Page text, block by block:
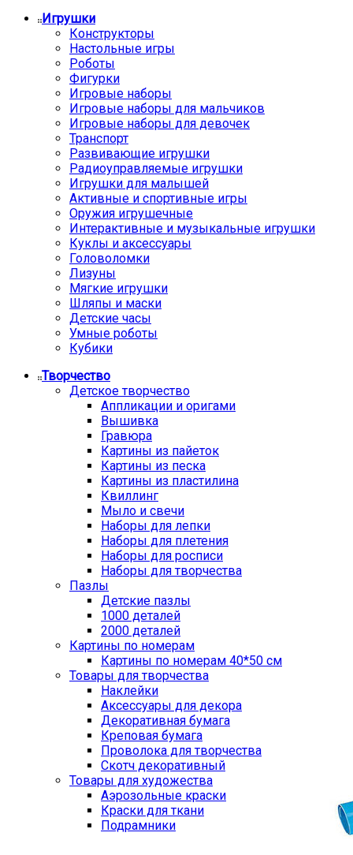
Игрушки
Конструкторы
Настольные игры
Роботы
Фигурки
Игровые наборы
Игровые наборы для мальчиков
Игровые наборы для девочек
Транспорт
Развивающие игрушки
Радиоуправляемые игрушки
Игрушки для малышей
Активные и спортивные игры
Оружия игрушечные
Интерактивные и музыкальные игрушки
Куклы и аксессуары
Головоломки
Лизуны
Мягкие игрушки
Шляпы и маски
Детские часы
Умные роботы
Кубики
Творчество
Детское творчество
Аппликации и оригами
Вышивка
Гравюра
Картины из пайеток
Картины из песка
Картины из пластилина
Квиллинг
Мыло и свечи
Наборы для лепки
Наборы для плетения
Наборы для росписи
Наборы для творчества
Пазлы
Детские пазлы
1000 деталей
2000 деталей
Картины по номерам
Картины по номерам 40*50 см
Товары для творчества
Наклейки
Аксессуары для декора
Декоративная бумага
Креповая бумага
Проволока для творчества
Скотч декоративный
Товары для художества
Аэрозольные краски
Краски для ткани
Подрамники